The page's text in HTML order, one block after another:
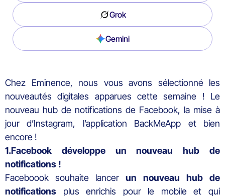
Grok
Gemini
Chez Eminence, nous vous avons sélectionné les
nouveautés digitales apparues cette semaine ! Le
nouveau hub de notifications de Facebook, la mise à
jour d’Instagram, l’application BackMeApp et bien
encore !
1.Facebook développe un nouveau hub de
notifications !
Faceboook souhaite lancer un nouveau hub de
notifications plus enrichis pour le mobile et qui